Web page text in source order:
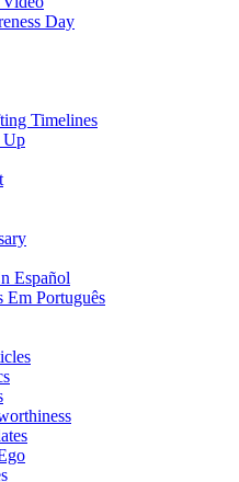
Day
Timelines
Up
Español
Em Português